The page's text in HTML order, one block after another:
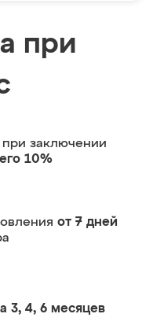
при
при заключении
10%
от 7 дней
3, 4, 6 месяцев